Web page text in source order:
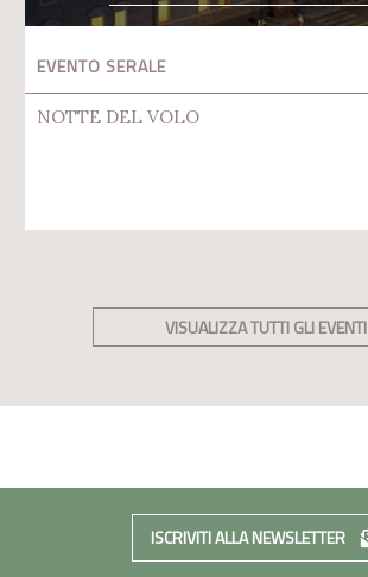
EVENTO SERALE
NOTTE DEL VOLO
VISUALIZZA TUTTI GLI EVENTI
ISCRIVITI ALLA NEWSLETTER